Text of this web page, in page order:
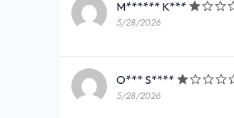
M****** K***
5/28/2026
O*** S****
5/28/2026